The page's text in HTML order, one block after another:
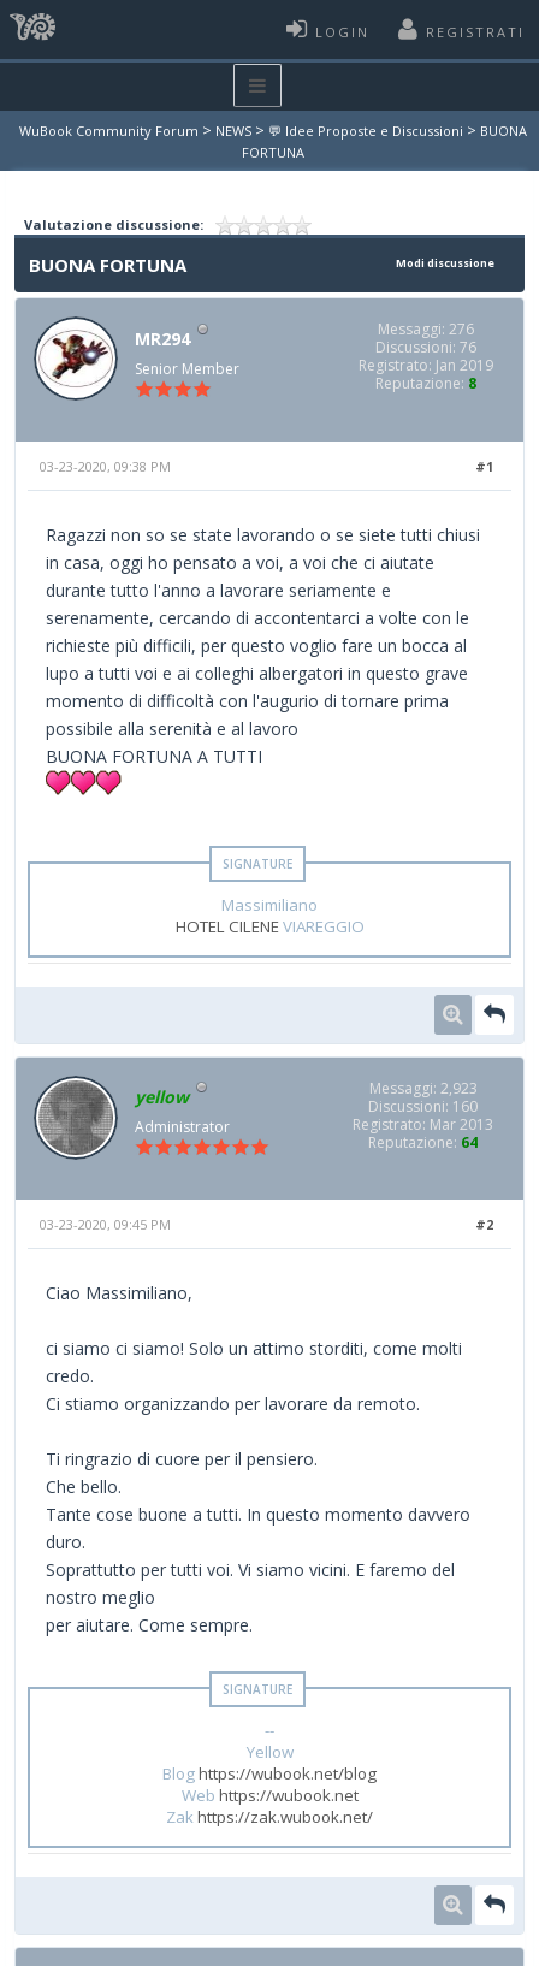
LOGIN REGISTRATI
WuBook Community Forum > NEWS > 💬 Idee Proposte e Discussioni > BUONA
FORTUNA
Valutazione discussione:
Modi discussione
BUONA FORTUNA
MR294
Senior Member
Messaggi: 276
Discussioni: 76
Registrato: Jan 2019
Reputazione: 8
#1
03-23-2020, 09:38 PM
Ragazzi non so se state lavorando o se siete tutti chiusi
in casa, oggi ho pensato a voi, a voi che ci aiutate
durante tutto l'anno a lavorare seriamente e
serenamente, cercando di accontentarci a volte con le
richieste più difficili, per questo voglio fare un bocca al
lupo a tutti voi e ai colleghi albergatori in questo grave
momento di difficoltà con l'augurio di tornare prima
possibile alla serenità e al lavoro
BUONA FORTUNA A TUTTI
Massimiliano
HOTEL CILENEVIAREGGIO
yellow
Administrator
Messaggi: 2,923
Discussioni: 160
Registrato: Mar 2013
Reputazione: 64
#2
03-23-2020, 09:45 PM
Ciao Massimiliano,
ci siamo ci siamo! Solo un attimo storditi, come molti
credo.
Ci stiamo organizzando per lavorare da remoto.
Ti ringrazio di cuore per il pensiero.
Che bello.
Tante cose buone a tutti. In questo momento davvero
duro.
Soprattutto per tutti voi. Vi siamo vicini. E faremo del
nostro meglio
per aiutare. Come sempre.
--
Yellow
Bloghttps://wubook.net/blog
Web https://wubook.net
Zakhttps://zak.wubook.net/